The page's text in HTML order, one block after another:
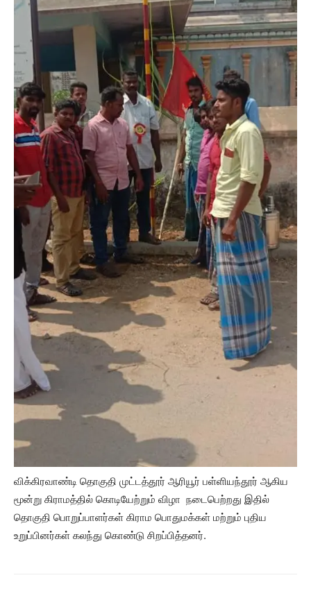
விக்கிரவாண்டி தொகுதி முட்டத்தூர் ஆரியூர் பள்ளியந்தூர் ஆகிய
மூன்று கிராமத்தில் கொடியேற்றும் விழா நடைபெற்றது இதில்
தொகுதி பொறுப்பாளர்கள் கிராம பொதுமக்கள் மற்றும் புதிய
உறுப்பினர்கள் கலந்து கொண்டு சிறப்பித்தனர்.